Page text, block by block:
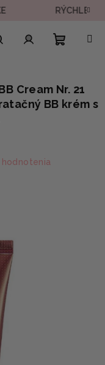
RÝCHLE
košík
Cream Nr. 21
BB krém s